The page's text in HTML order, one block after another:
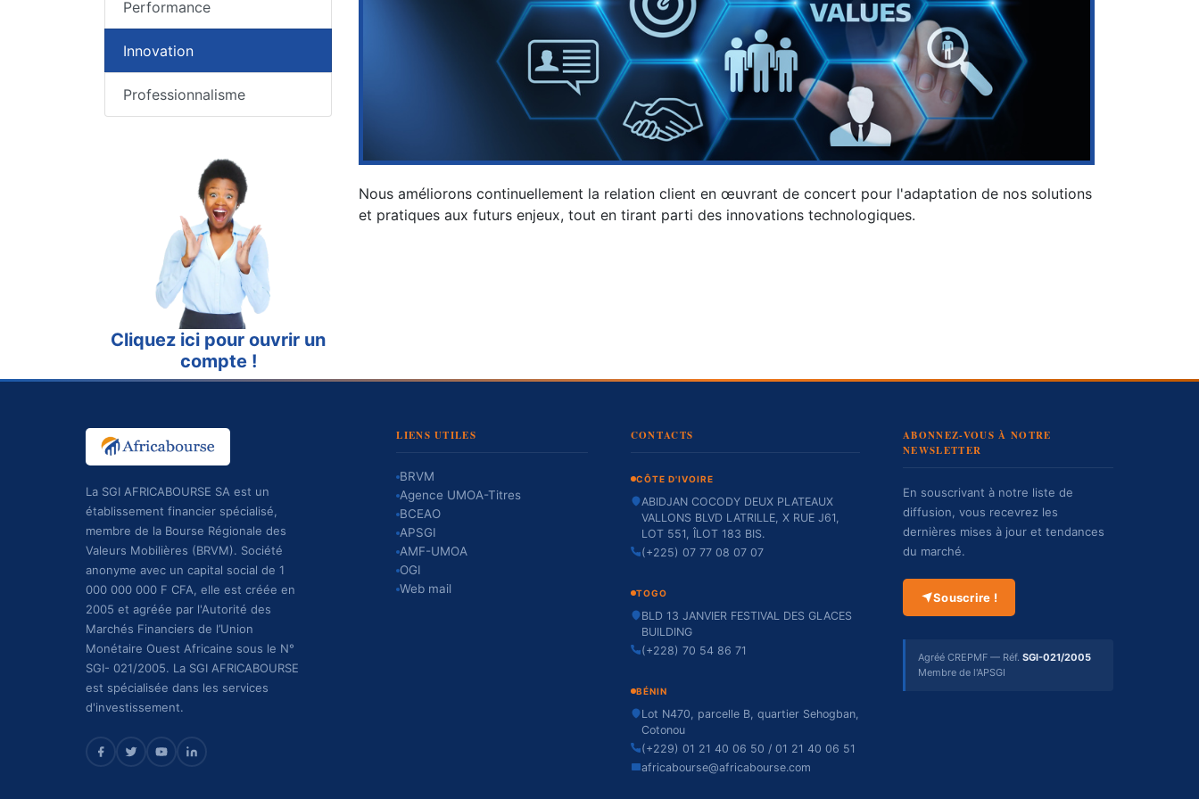
Performance
Innovation
Professionnalisme
Cliquez ici pour ouvrir un
compte !
Nous améliorons continuellement la relation client en œuvrant de concert pour l'adaptation de nos solutions
et pratiques aux futurs enjeux, tout en tirant parti des innovations technologiques.
La SGI AFRICABOURSE SA est un
établissement financier spécialisé,
membre de la Bourse Régionale des
Valeurs Mobilières (BRVM). Société
anonyme avec un capital social de 1
000 000 000 F CFA, elle est créée en
2005 et agréée par l'Autorité des
Marchés Financiers de l’Union
Monétaire Ouest Africaine sous le N°
SGI- 021/2005. La SGI AFRICABOURSE
est spécialisée dans les services
d'investissement.
LIENS UTILES
BRVM
Agence UMOA-Titres
BCEAO
APSGI
AMF-UMOA
OGI
Web mail
CONTACTS
CÔTE D'IVOIRE
ABIDJAN COCODY DEUX PLATEAUX
VALLONS BLVD LATRILLE, X RUE J61,
LOT 551, ÎLOT 183 BIS.
(+225) 07 77 08 07 07
TOGO
BLD 13 JANVIER FESTIVAL DES GLACES
BUILDING
(+228) 70 54 86 71
BÉNIN
Lot N470, parcelle B, quartier Sehogban,
Cotonou
(+229) 01 21 40 06 50 / 01 21 40 06 51
africabourse@africabourse.com
ABONNEZ-VOUS À NOTRE
NEWSLETTER
En souscrivant à notre liste de
diffusion, vous recevrez les
dernières mises à jour et tendances
du marché.
Souscrire !
Agréé CREPMF — Réf.SGI-021/2005
Membre de l'APSGI